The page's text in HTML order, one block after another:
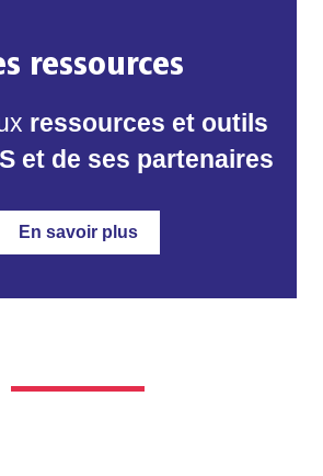
ressources
ressources et outils
et de ses partenaires
En savoir plus